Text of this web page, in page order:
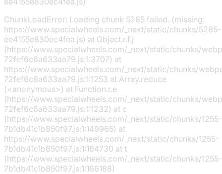
ChunkLoadError: Loading chunk 5285 failed. (missing:
https://www.specialwheels.com/_next/static/chunks/5285-
ee4155e830ec4fea.js) at Object.r.f.j
(https://www.specialwheels.com/_next/static/chunks/
72fef6c6a633aa79.js:1:3707) at
https://www.specialwheels.com/_next/static/chunks/
72fef6c6a633aa79.js:1:1253 at Array.reduce
(<anonymous>) at Function.r.e
(https://www.specialwheels.com/_next/static/chunks/
72fef6c6a633aa79.js:1:1232) at c
(https://www.specialwheels.com/_next/static/chunks/1255-
7b1db41c1b850f97.js:1:149965) at
https://www.specialwheels.com/_next/static/chunks/1255-
7b1db41c1b850f97.js:1:164730 at t
(https://www.specialwheels.com/_next/static/chunks/1255-
7b1db41c1b850f97.js:1:166188)